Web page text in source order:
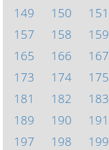
149
150 151
157
158 159
165
166 167
173
174 175
181
182 183
189
190 191
197
198 199